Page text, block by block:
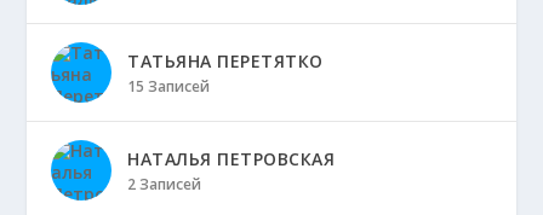
ТАТЬЯНА ПЕРЕТЯТКО
15 Записей
НАТАЛЬЯ ПЕТРОВСКАЯ
2 Записей